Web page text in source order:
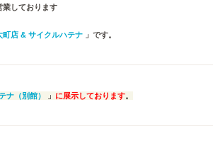
業しております
町店 & サイクルハテナ 」です。
ナ（別館） 」 に展示しております。